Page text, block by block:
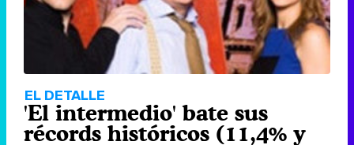
EL DETALLE
'El intermedio' bate sus
récords históricos (11,4% y